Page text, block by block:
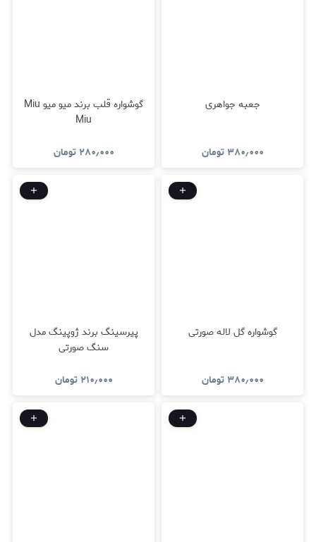
جعبه جواهری
۳۸۰٫۰۰۰ تومان
گوشواره قلب برند میو میو Miu
Miu
۲۸۰٫۰۰۰ تومان
گوشواره گل لاله صورتی
۳۸۰٫۰۰۰ تومان
پیرسینگ برند ژوپینگ مدل
سنگ صورتی
۲۱۰٫۰۰۰ تومان